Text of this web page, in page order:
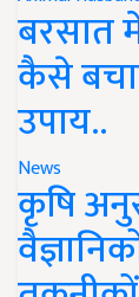
बरसात
कैसे
उपाय..
News
कृषि